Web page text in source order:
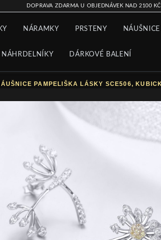
DOPRAVA ZDARMA U OBJEDNÁVEK NAD 2100 KČ
NÁRAMKY PRSTENY NÁUŠNICE
NÁHRDELNÍKY DÁRKOVÉ BALENÍ
PAMPELIŠKA LÁSKY SCE506,